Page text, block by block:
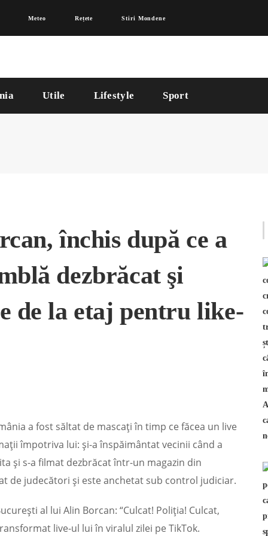
Meteo Rețete Stiri Mondene
Utile Lifestyle Sport
închis după ce a
dezbrăcat şi
de la etaj pentru like-
a fost săltat de mascaţi în timp ce făcea un live
împotriva lui: şi-a înspăimântat vecinii când a
şi s-a filmat dezbrăcat într-un magazin din
de judecători şi este anchetat sub control judiciar.
al lui Alin Borcan: “Culcat! Poliţia! Culcat,
live-ul lui în viralul zilei pe TikTok.